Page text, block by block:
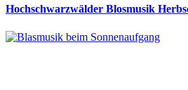
Hochschwarzwälder Blosmusik